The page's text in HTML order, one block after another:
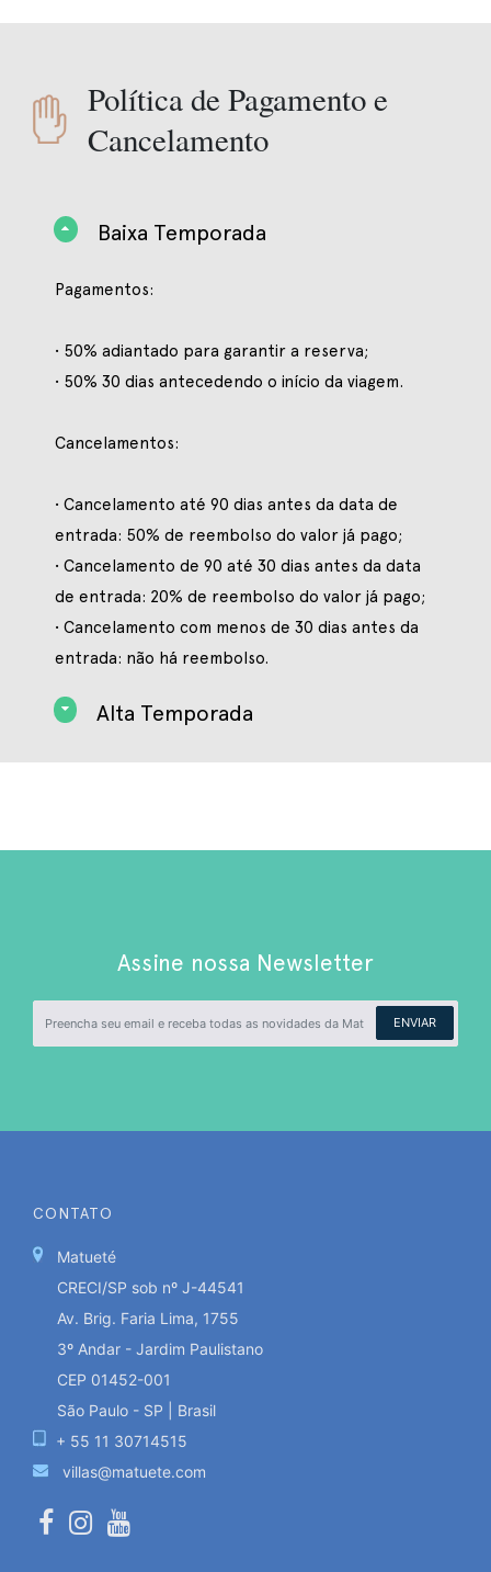
Política de Pagamento e
Cancelamento
Baixa Temporada
Pagamentos:
• 50% adiantado para garantir a reserva;
• 50% 30 dias antecedendo o início da viagem.
Cancelamentos:
• Cancelamento até 90 dias antes da data de
entrada: 50% de reembolso do valor já pago;
• Cancelamento de 90 até 30 dias antes da data
de entrada: 20% de reembolso do valor já pago;
• Cancelamento com menos de 30 dias antes da
entrada: não há reembolso.
Alta Temporada
Assine nossa Newsletter
ENVIAR
CONTATO
Matueté
CRECI/SP sob nº J-44541
Av. Brig. Faria Lima, 1755
3º Andar - Jardim Paulistano
CEP 01452-001
São Paulo - SP | Brasil
+ 55 11 30714515
villas@matuete.com